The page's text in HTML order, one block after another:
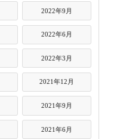
2022年9月
2022年6月
2022年3月
2021年12月
2021年9月
2021年6月